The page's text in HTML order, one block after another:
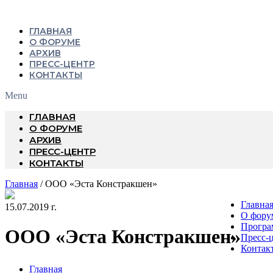
ГЛАВНАЯ
О ФОРУМЕ
АРХИВ
ПРЕСС-ЦЕНТР
КОНТАКТЫ
Menu
ГЛАВНАЯ
О ФОРУМЕ
АРХИВ
ПРЕСС-ЦЕНТР
КОНТАКТЫ
Главная / ООО «Эста Констракшен»
15.07.2019 г.
ООО «Эста Констракшен»
Главная
О
Пресс-
Главная